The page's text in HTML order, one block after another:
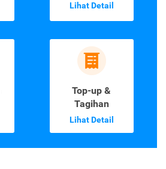
Lihat Detail
Top-up &
Tagihan
Lihat Detail